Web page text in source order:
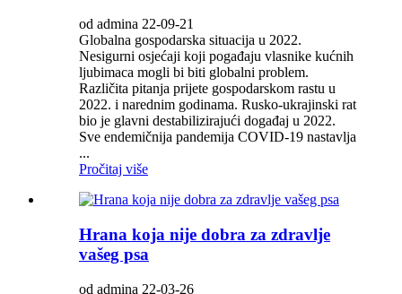
od admina 22-09-21
Globalna gospodarska situacija u 2022.
Nesigurni osjećaji koji pogađaju vlasnike kućnih
ljubimaca mogli bi biti globalni problem.
Različita pitanja prijete gospodarskom rastu u
2022. i narednim godinama. Rusko-ukrajinski rat
bio je glavni destabilizirajući događaj u 2022.
Sve endemičnija pandemija COVID-19 nastavlja
...
Pročitaj više
Hrana koja nije dobra za zdravlje
vašeg psa
od admina 22-03-26